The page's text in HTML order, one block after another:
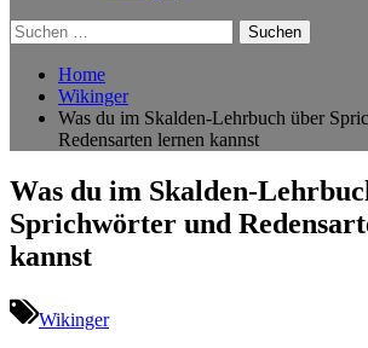
Suchen
nach:
Home
Wikinger
Was du im Skalden-Lehrbuch über
Redensarten lernen kannst
Was du im Skalden-
Sprichwörter und
kannst
Wikinger